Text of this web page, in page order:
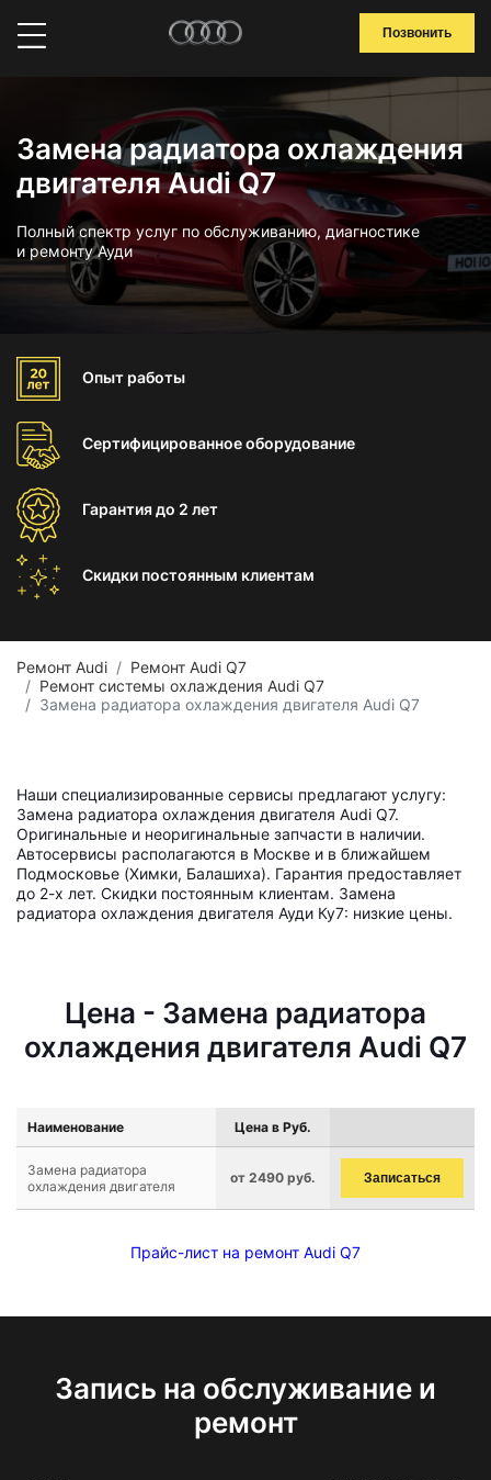
Позвонить
Замена радиатора охлаждения
двигателя Audi Q7
Полный спектр услуг по обслуживанию, диагностике
и ремонту Ауди
Опыт работы
Сертифицированноеоборудование
Гарантиядо 2 лет
Скидки постоянным клиентам
Ремонт Audi
Ремонт Audi Q7
Ремонт системы охлаждения Audi Q7
Замена радиатора охлаждения двигателя Audi Q7
Наши специализированные сервисы предлагают услугу:
Замена радиатора охлаждения двигателя Audi Q7.
Оригинальные и неоригинальные запчасти в наличии.
Автосервисы располагаются в Москве и в ближайшем
Подмосковье (Химки, Балашиха). Гарантия предоставляет
до 2-х лет. Скидки постоянным клиентам. Замена
радиатора охлаждения двигателя Ауди Ку7: низкие цены.
Цена - Замена радиатора
охлаждения двигателя Audi Q7
Наименование Цена в Руб.
Замена радиатора
охлаждения двигателя
от 2490 руб. Записаться
Прайс-лист на ремонт Audi Q7
Запись на обслуживание и
ремонт